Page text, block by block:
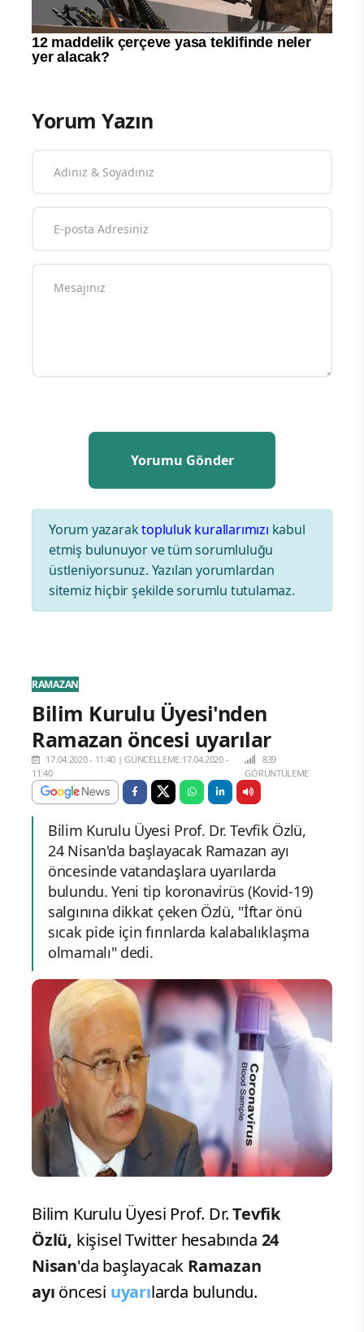
Yorum Yazın
Yorum yazaraktopluluk kurallarımızı kabul
etmiş bulunuyor ve tüm sorumluluğu
üstleniyorsunuz. Yazılan yorumlardan
sitemiz hiçbir şekilde sorumlu tutulamaz.
RAMAZAN
Bilim Kurulu Üyesi'nden
Ramazan öncesi uyarılar
17.04.2020 - 11:40 |GÜNCELLEME:17.04.2020 -
11:40
839
GÖRÜNTÜLEME
Bilim Kurulu Üyesi Prof. Dr. Tevfik Özlü,
24 Nisan'da başlayacak Ramazan ayı
öncesinde vatandaşlara uyarılarda
bulundu. Yeni tip koronavirüs (Kovid-19)
salgınına dikkat çeken Özlü, "İftar önü
sıcak pide için fırınlarda kalabalıklaşma
olmamalı" dedi.
Bilim Kurulu Üyesi Prof. Dr.Tevfik
Özlü, kişisel Twitter hesabında 24
Nisan'da başlayacak Ramazan
ayı öncesi uyarılarda bulundu.